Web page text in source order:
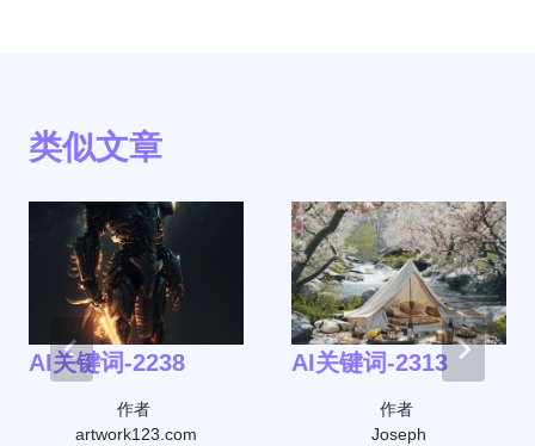
类似文章
AI关键词-2238
作者
artwork123.com
AI关键词-2313
作者
Joseph